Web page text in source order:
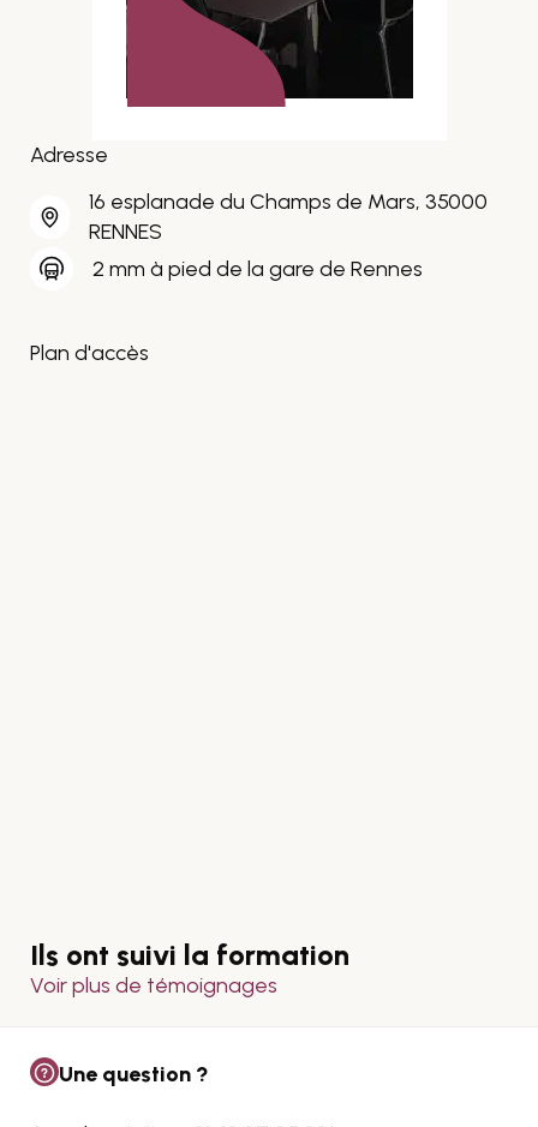
Adresse
16 esplanade du Champs de Mars, 35000
RENNES
2 mm à pied de la gare de Rennes
Plan d'accès
Ils ont suivi la formation
Voir plus de témoignages
Une question ?